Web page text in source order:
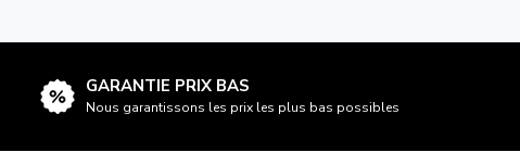
GARANTIE PRIX BAS
Nous garantissons les prix les plus bas possibles